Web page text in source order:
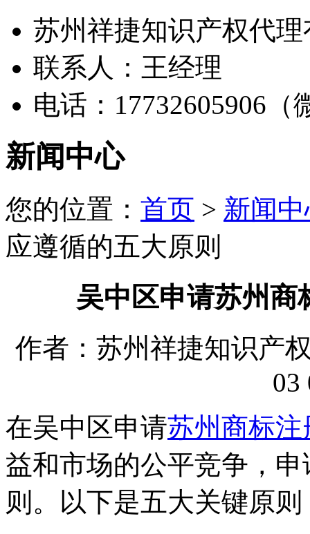
苏州祥捷知识产权代
联系人：王经理
电话：17732605906（
新闻中心
您的位置： 首页 > 新闻
应遵循的五大原则
吴中区申请苏州商
作者：苏州祥捷知识产
03
在吴中区申请苏州商标注
益和市场的公平竞争，
则。以下是五大关键原